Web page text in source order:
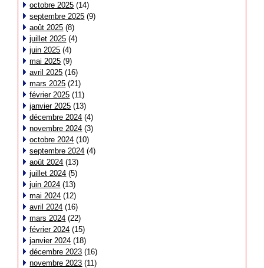
octobre 2025 (14)
septembre 2025 (9)
août 2025 (8)
juillet 2025 (4)
juin 2025 (4)
mai 2025 (9)
avril 2025 (16)
mars 2025 (21)
février 2025 (11)
janvier 2025 (13)
décembre 2024 (4)
novembre 2024 (3)
octobre 2024 (10)
septembre 2024 (4)
août 2024 (13)
juillet 2024 (5)
juin 2024 (13)
mai 2024 (12)
avril 2024 (16)
mars 2024 (22)
février 2024 (15)
janvier 2024 (18)
décembre 2023 (16)
novembre 2023 (11)